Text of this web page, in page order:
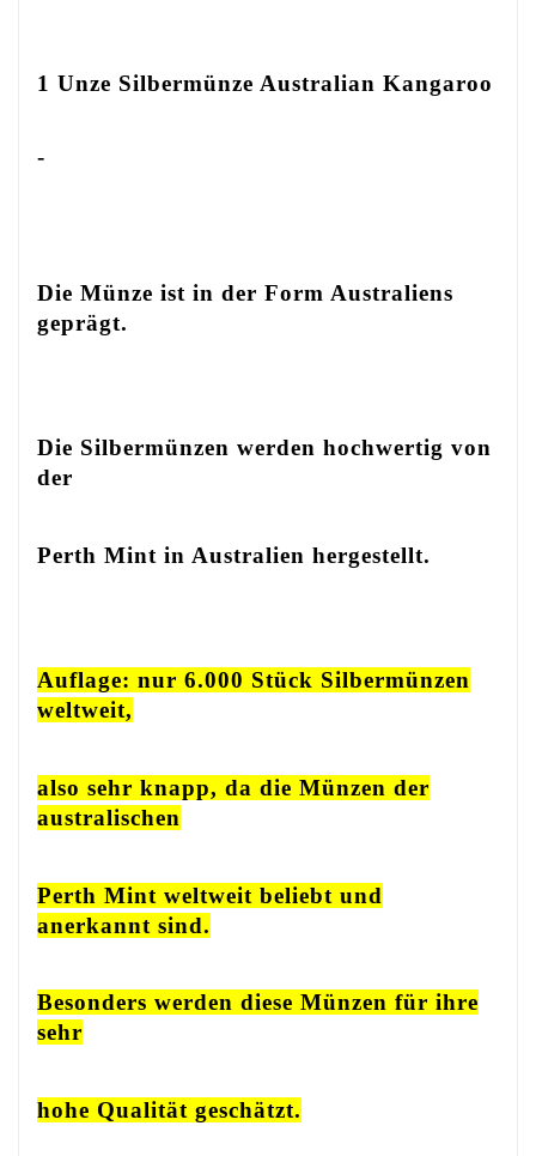
1 Unze Silbermünze Australian Kangaroo
-
Die Münze ist in der Form Australiens
geprägt.
Die Silbermünzen werden hochwertig von
der
Perth Mint in Australien hergestellt.
Auflage: nur 6.000 Stück Silbermünzen
weltweit,
also sehr knapp, da die Münzen der
australischen
Perth Mint weltweit beliebt und
anerkannt sind.
Besonders werden diese Münzen für ihre
sehr
hohe Qualität geschätzt.